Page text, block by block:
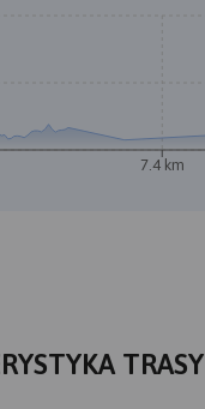
7.4 km
TRASY